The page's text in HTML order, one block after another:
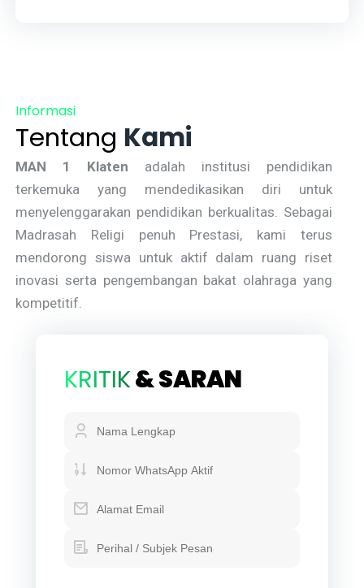
Informasi
Tentang Kami
MAN 1 Klaten adalah institusi pendidikan
terkemuka yang mendedikasikan diri untuk
menyelenggarakan pendidikan berkualitas. Sebagai
Madrasah Religi penuh Prestasi, kami terus
mendorong siswa untuk aktif dalam ruang riset
inovasi serta pengembangan bakat olahraga yang
kompetitif.
KRITIK& SARAN